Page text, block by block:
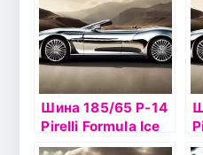
Шина 185/65 Р-14
Pirelli Formula Ice
86T б/к шип